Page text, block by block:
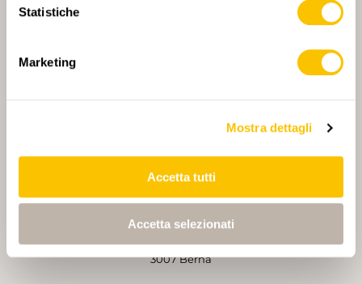
Statistiche
Marketing
Mostra dettagli
Accetta tutti
Accetta selezionati
GESTORE
Sentieri Svizzeri
Monbijoustrasse 61
3007 Berna